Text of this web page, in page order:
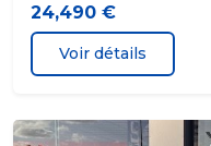
Sellerie Spiga
24,490 €
Voir détails